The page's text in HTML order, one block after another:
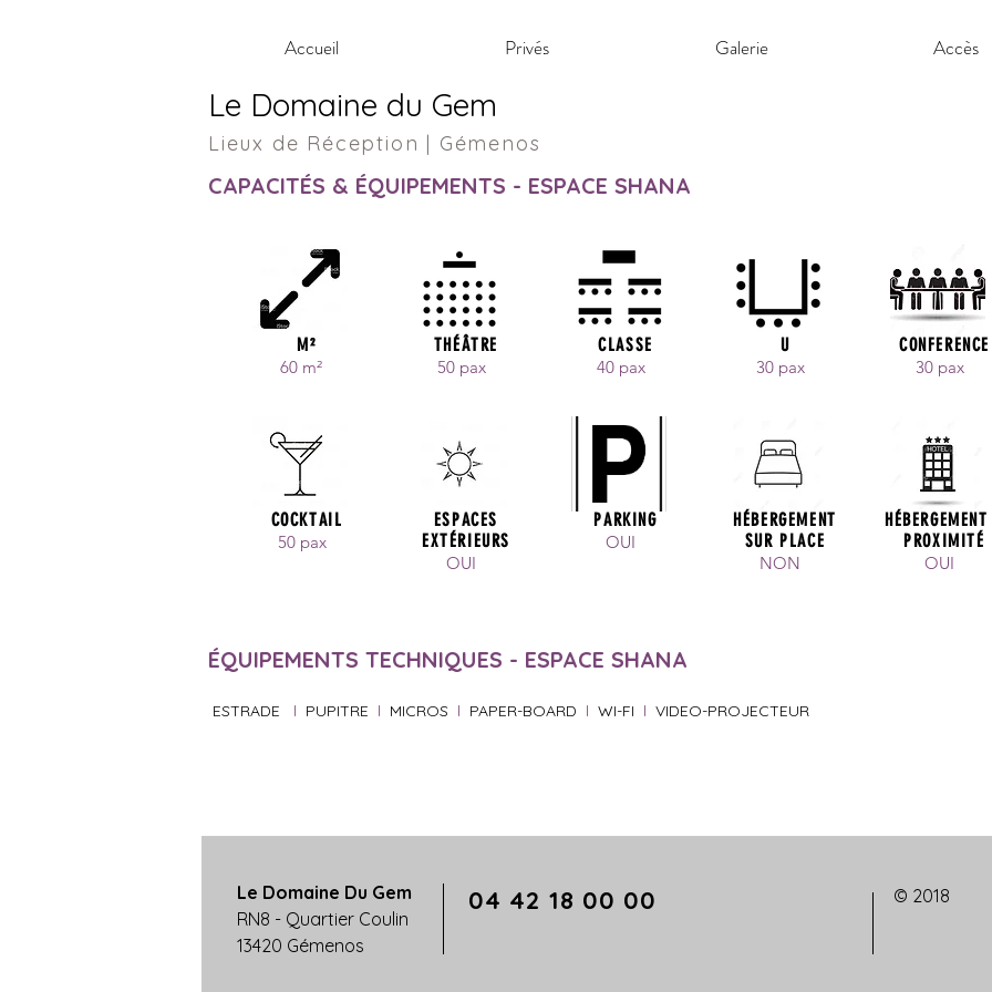
Accueil Privés Galerie Accès
Le Domaine du Gem
Lieux de Réception | Gémenos
CAPACITÉS & ÉQUIPEMENTS - ESPACE SHANA
M²
60 m²
COCKTAIL
50 pax
THÉÂTRE
50 pax
ESPACES
EXTÉRIEURS
OUI
CLASSE
40 pax
PARKING
OUI
U
30 pax
HÉBERGEMENT
SUR PLACE
NON
CONFERENCE
30 pax
PROXIMITÉ
OUI
ÉQUIPEMENTS TECHNIQUES - ESPACE SHANA
ESTRADE l PUPITRE l MICROS l PAPER-BOARD l WI-FI l VIDEO-PROJECTEUR
Le Domaine Du Gem
RN8 - Quartier Coulin
13420 Gémenos
04 42 18 00 00 © 2018